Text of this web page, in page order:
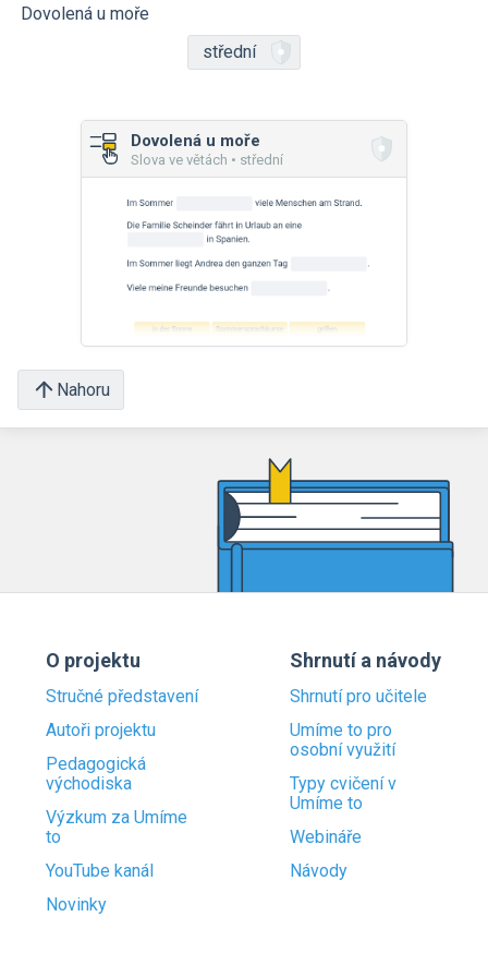
Dovolená u moře
střední
Dovolená u moře
Slova ve větách • střední
Nahoru
O projektu
Stručné představení
Autoři projektu
Pedagogická
východiska
Výzkum za Umíme
to
YouTube kanál
Novinky
Shrnutí a návody
Shrnutí pro učitele
Umíme to pro
osobní využití
Typy cvičení v
Umíme to
Webináře
Návody